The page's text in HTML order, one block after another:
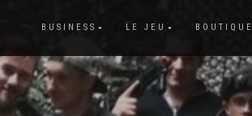
BUSINESS LE JEU BOUTIQUE